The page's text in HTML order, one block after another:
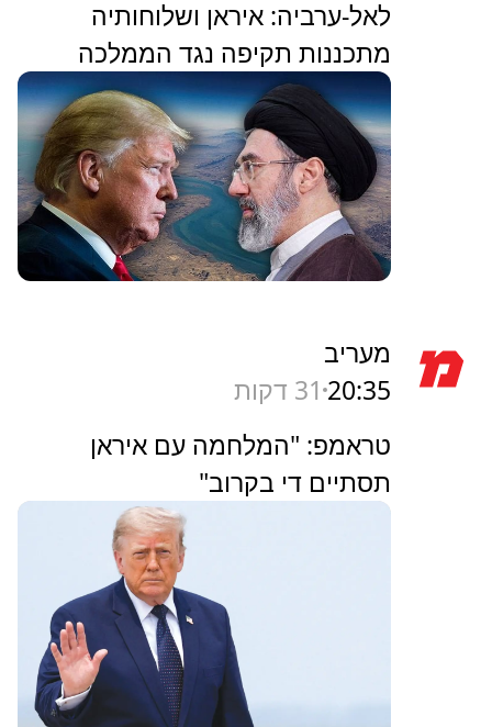
לאל-ערביה: איראן ושלוחותיה
מתכננות תקיפה נגד הממלכה
מעריב
20:35 31 דקות
טראמפ: "המלחמה עם איראן
תסתיים די בקרוב"